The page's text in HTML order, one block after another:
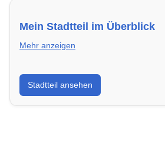
Mein Stadtteil im Überblick
Mehr anzeigen
Erfahre mehr über deinen Stadtteil
Lebensqualität,
Freizeitmöglichkeiten und
Stadtteil ansehen